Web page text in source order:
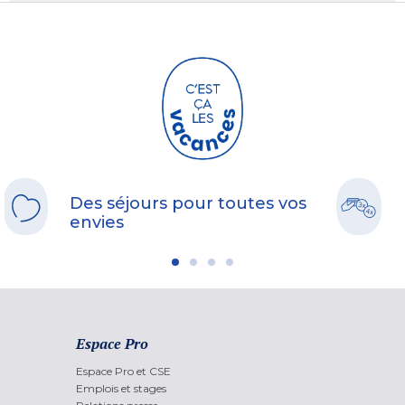
Des séjours pour toutes vos
envies
Espace Pro
Espace Pro et CSE
Emplois et stages